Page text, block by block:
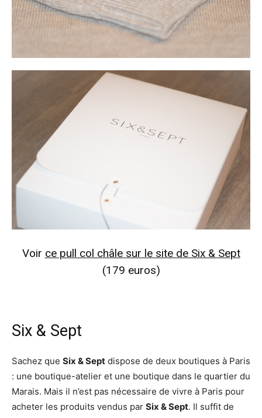
Voir ce pull col châle sur le site de Six & Sept
(179 euros)
Six & Sept
Sachez que Six & Sept dispose de deux boutiques à Paris
: une boutique-atelier et une boutique dans le quartier du
Marais. Mais il n’est pas nécessaire de vivre à Paris pour
acheter les produits vendus par Six & Sept. Il suffit de